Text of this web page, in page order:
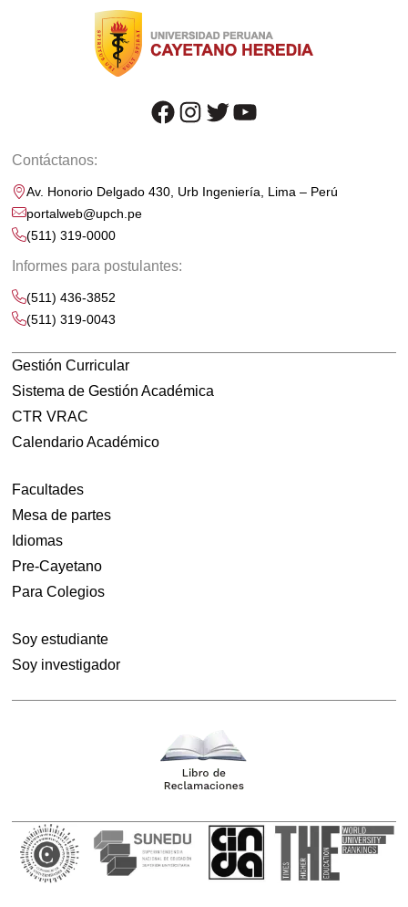
facebook instagram twitter youtube
Contáctanos:
Av. Honorio Delgado 430, Urb Ingeniería, Lima – Perú
portalweb@upch.pe
(511) 319-0000
Informes para postulantes:
(511) 436-3852
(511) 319-0043
Gestión Curricular
Sistema de Gestión Académica
CTR VRAC
Calendario Académico
Facultades
Mesa de partes
Idiomas
Pre-Cayetano
Para Colegios
Soy estudiante
Soy investigador